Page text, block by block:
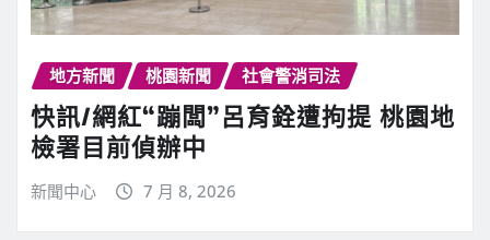
地方新聞 桃園新聞 社會警消司法
快訊∕網紅“蹦闆”呂育銓遭拘提 桃園地
檢署目前偵辦中
新聞中心 7 月 8, 2026